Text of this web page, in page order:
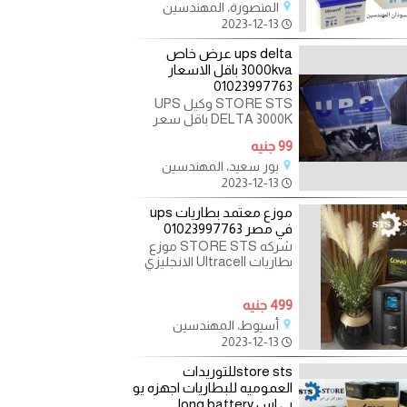
المنصورة، المهندسين
2023-12-13
ups delta عرض خاص
3000kva باقل الاسعار
01023997763
STORE STS وكيل UPS
DELTA 3000K باقل سعر
بضمان من الشركة للتواصل
ارضي: 33025287 للتواصل
99 جنيه
بور سعيد، المهندسين
2023-12-13
موزع معتمد بطاريات ups
في مصر 01023997763
شركه STORE STS موزع
بطاريات Ultracell الانجليزي
وتوريد
499 جنيه
أسيوط، المهندسين
2023-12-13
store stsللتوريدات
العموميه للبطاريات اجهزه يو
بي اس long battery